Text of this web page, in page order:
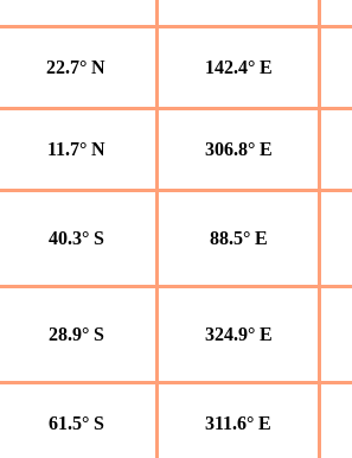
22.7° N 142.4° E
11.7° N 306.8° E
40.3° S 88.5° E
28.9° S 324.9° E
61.5° S 311.6° E